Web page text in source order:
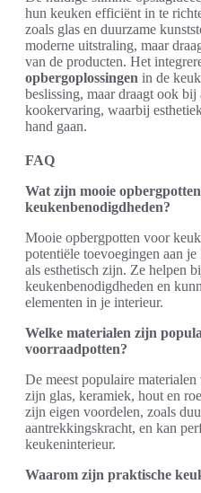
hun keuken efficiënt in te
zoals glas en duurzame
moderne uitstraling, maar
van de producten. Het
opbergoplossingen in de
beslissing, maar draagt ook bij
kookervaring, waarbij
hand gaan.
FAQ
Wat zijn mooie
keukenbenodigdheden?
Mooie opbergpotten voor
potentiële toevoegingen aan
als esthetisch zijn. Ze helpen
keukenbenodigdheden en
elementen in je interieur.
Welke materialen zijn
voorraadpotten?
De meest populaire
zijn glas, keramiek, hout en
zijn eigen voordelen, zoals
aantrekkingskracht, en kan
keukeninterieur.
Waarom zijn praktische